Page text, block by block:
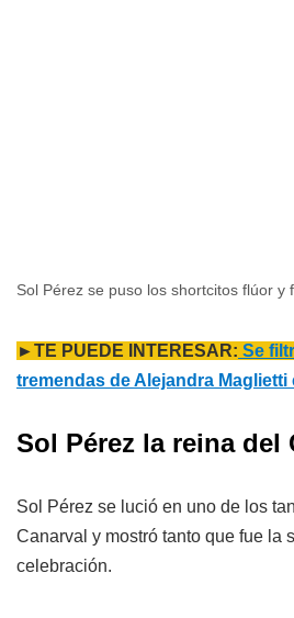
Sol Pérez se puso los shortcitos flúor y
►TE PUEDE INTERESAR: Se
tremendas de Alejandra Maglietti
Sol Pérez la reina del
Sol Pérez se lució en uno de los
Canarval y mostró tanto que fue la
celebración.